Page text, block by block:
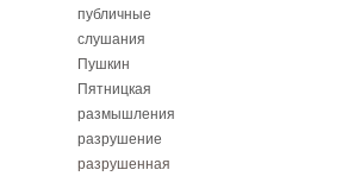
публичные
слушания
Пушкин
Пятницкая
размышления
разрушение
разрушенная